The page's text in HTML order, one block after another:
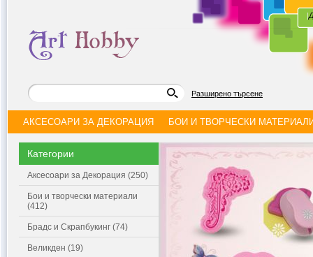
|
Разширено търсене
АКСЕСОАРИ ЗА ДЕКОРАЦИЯ БОИ И ТВОРЧЕСКИ
Категории
Аксесоари за Декорация (250)
Бои и творчески материали
(412)
Брадс и Скрапбукинг (74)
Великден (19)